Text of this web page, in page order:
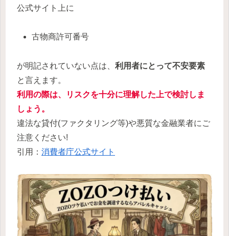
公式サイト上に
古物商許可番号
が明記されていない点は、 利用者にとって不安要素
と言えます。
利用の際は、リスクを十分に理解した上で検討しま
しょう。
違法な貸付(ファクタリング等)や悪質な金融業者にご
注意ください!
引用： 消費者庁公式サイト